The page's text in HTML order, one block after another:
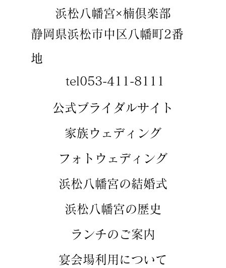
​​公式ブライダルサイト
​家族ウェディング
​フォトウェディング
​浜松八幡宮の結婚式
​浜松八幡宮の歴史
​ランチのご案内
​宴会場利用について
​浜松八幡宮×楠倶楽部
静岡県浜松市中区八幡町2番
地
tel053-411-8111